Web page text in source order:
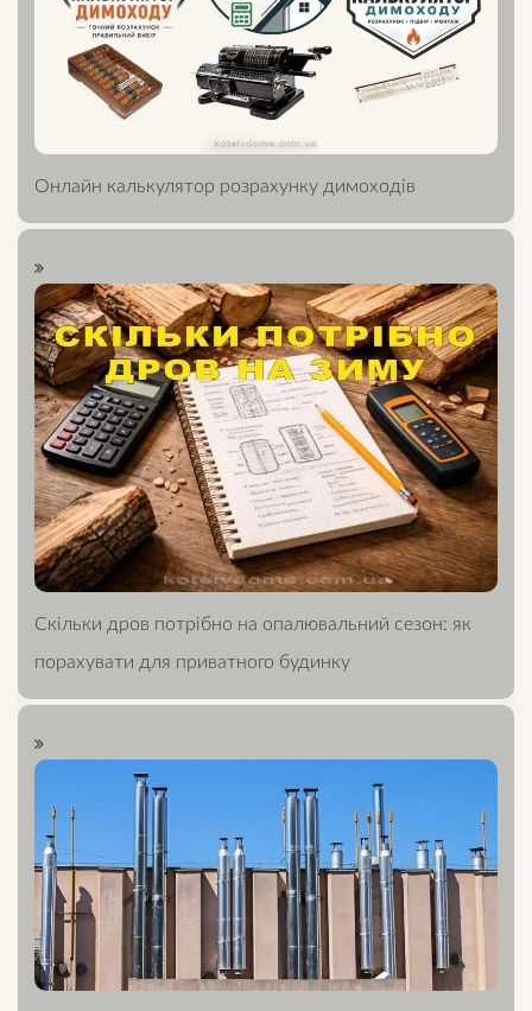
Онлайн калькулятор розрахунку димоходів
Скільки дров потрібно на опалювальний сезон: як
порахувати для приватного будинку